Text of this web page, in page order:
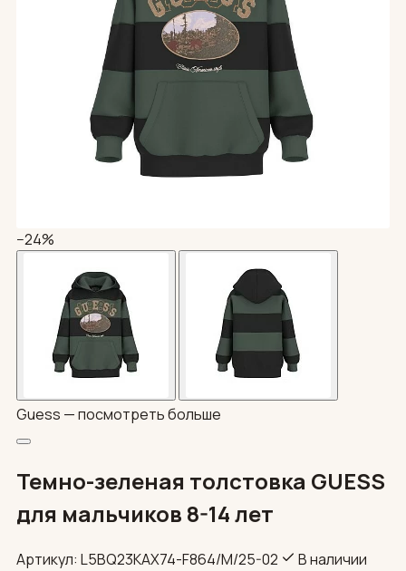
−24%
Guess —посмотреть больше
Темно-зеленая толстовка GUESS
для мальчиков 8-14 лет
Артикул: L5BQ23KAX74-F864/М/25-02
В наличии